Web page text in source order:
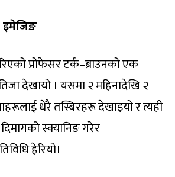
इमेजिङ
प्रोफेसर टर्क–ब्राउनको एक
देखायो । यसमा २ महिनादेखि २
धेरै तस्बिरहरू देखाइयो र त्यही
स्क्यानिङ गरेर
हेरियो।